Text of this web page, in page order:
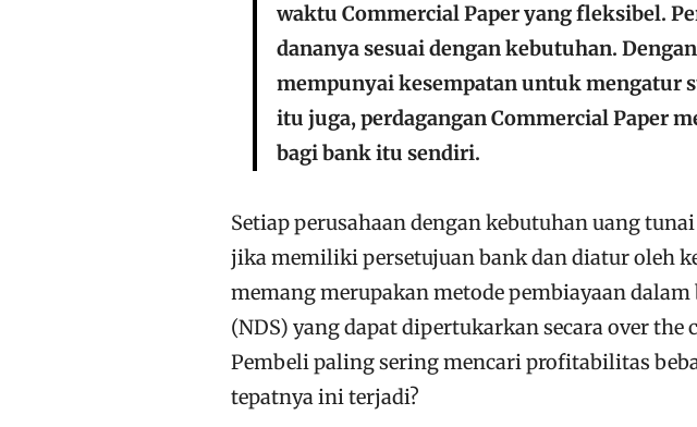
waktu Commercial Paper yang fleksibel.
dananya sesuai dengan kebutuhan.
mempunyai kesempatan untuk mengatur
itu juga, perdagangan Commercial Paper
bagi bank itu sendiri.
Setiap perusahaan dengan kebutuhan uang
jika memiliki persetujuan bank dan diatur oleh
memang merupakan metode pembiayaan
(NDS) yang dapat dipertukarkan secara over
Pembeli paling sering mencari profitabilitas
tepatnya ini terjadi?